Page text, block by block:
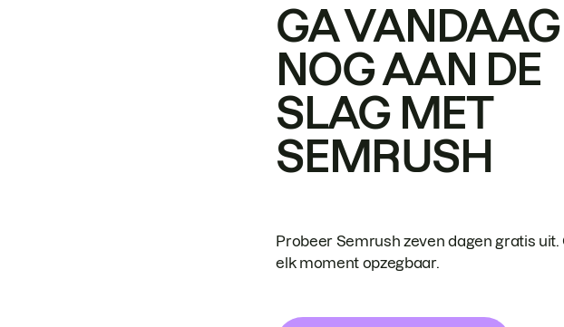
GA VANDAAG
NOG AAN DE
SLAG MET
SEMRUSH
Probeer Semrush zeven dagen gratis uit.
elk moment opzegbaar.